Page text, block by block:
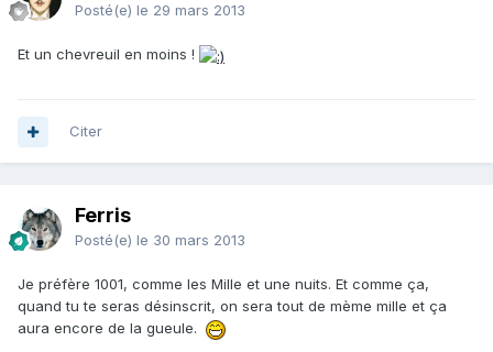
Posté(e) le 29 mars 2013
Et un chevreuil en moins !
Citer
Ferris
Posté(e) le 30 mars 2013
Je préfère 1001, comme les Mille et une nuits. Et comme ça,
quand tu te seras désinscrit, on sera tout de mème mille et ça
aura encore de la gueule.